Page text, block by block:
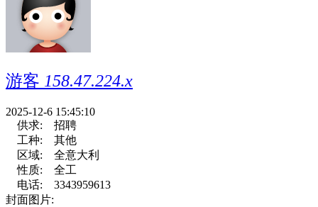
游客 158.47.224.x
2025-12-6 15:45:10
供求:
招聘
工种:
其他
区域:
全意大利
性质:
全工
电话:
3343959613
封面图片: